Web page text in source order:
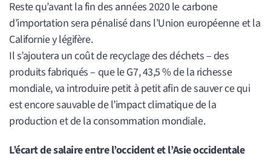
Reste qu’avant la fin des années 2020 le carbone
d’importation sera pénalisé dans l’Union européenne et la
Californie y légifère.
Il s’ajoutera un coût de recyclage des déchets – des
produits fabriqués – que le G7, 43,5 % de la richesse
mondiale, va introduire petit à petit afin de sauver ce qui
est encore sauvable de l’impact climatique de la
production et de la consommation mondiale.
L’écart de salaire entre l’occident et l’Asie occidentale